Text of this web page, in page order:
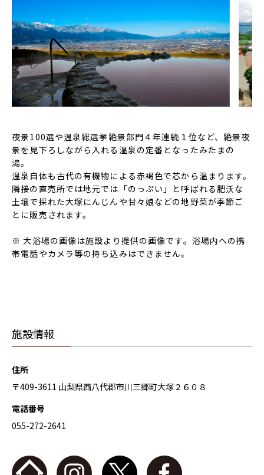
夜景100選や温泉総選挙絶景部門４年連続１位など、絶景夜
景を見下ろしながら入れる温泉の定番となったみたまの
湯。
温泉自体も古代の有機物による赤褐色で芯から温まります。
隣接の直売所では地元では「のっぷい」と呼ばれる肥沃な
土壌で採れた大塚にんじんや甘々娘などの地野菜が季節ご
とに販売されます。
※ 大浴場の画像は施設より提供の画像です。浴場内への携
帯電話やカメラ等の持ち込みはできません。
施設情報
住所
〒409-3611 山梨県西八代郡市川三郷町大塚２６０８
電話番号
055-272-2641